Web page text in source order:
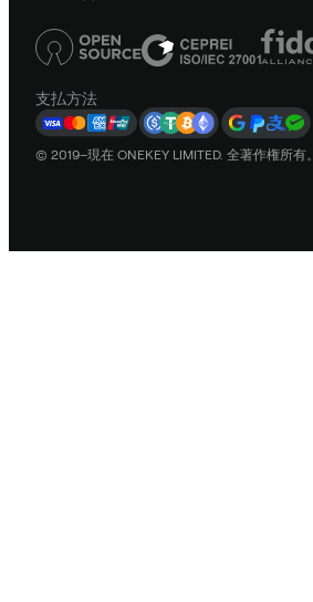
支払方法
© 2019–現在 ONEKEY LIMITED. 全著作権所有。